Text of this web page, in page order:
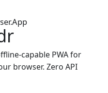
capable PWA for
browser. Zero API